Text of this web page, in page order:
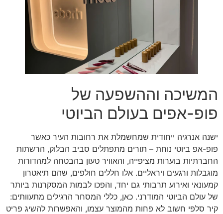
המשיכה וההשפעה של
פופ-אפים בעולם הביוטי
ישנה אנרגיה ייחודית שמחשמלת את רחובות העיר כאשר
פופ-אפ ביוטי נוחת – תורים מתפתלים סביב הבלוק, הרשתות
החברתיות בוערות מציפייה, והאוויר טעון בהבטחה למהדורות
מוגבלות ורגעים ויראליים. אלו חללים חולפים, שהם תיאטרון
קמעונאי ואירוע תרבותי גם יחד, והפכו לבמות המסקרנות ביותר
של עולם הביוטי המודרני. כאן, כללי המסחר הרגילים מתעוותים:
קיר סלפי חשוב לא פחות מהמוצר עצמו, והאפשרות להשיג פריט